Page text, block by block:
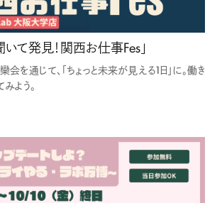
いて発見！関西お仕事Fes」
会を通じて、「ちょっと未来が見える1日」に。働き
よう。